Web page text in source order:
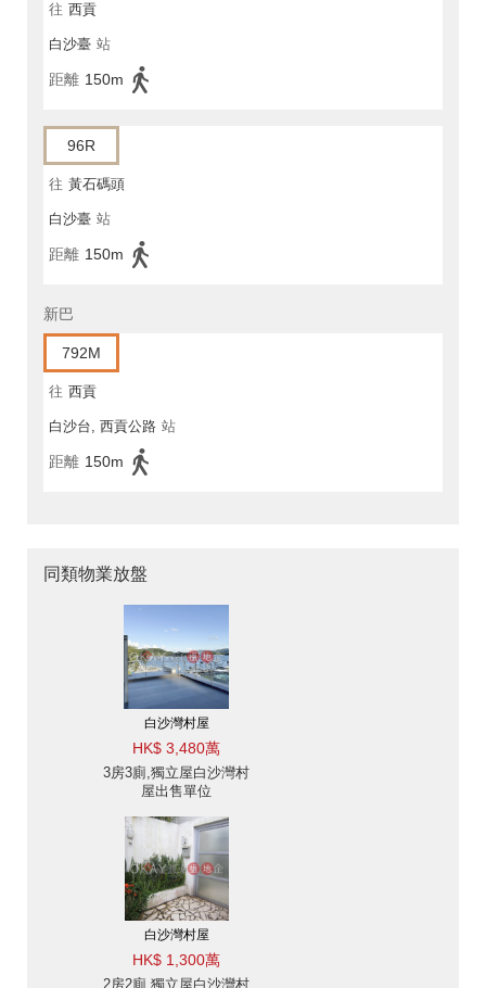
往 西貢
白沙臺 站
距離 150m
96R
往 黃石碼頭
白沙臺 站
距離 150m
新巴
792M
往 西貢
白沙台, 西貢公路 站
距離 150m
同類物業放盤
白沙灣村屋
HK$ 3,480萬
3房3廁,獨立屋白沙灣村
屋出售單位
白沙灣村屋
HK$ 1,300萬
2房2廁,獨立屋白沙灣村